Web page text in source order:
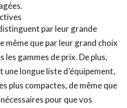
par leur grande
même que par leur grand choix
les gammes de prix. De plus,
longue liste d’équipement,
plus compactes, de même que
pour que vos